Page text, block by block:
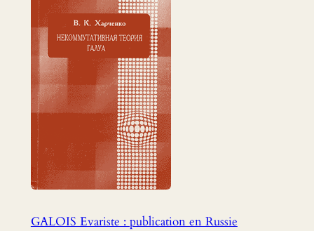
GALOIS Evariste : publication en Russie